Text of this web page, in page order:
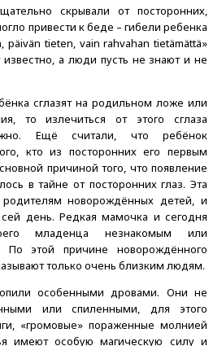
скрывали от посторонних,
привести к беде – гибели ребенка
päivän tieten, vain rahvahan tietämättä»
а люди пусть не знают и не
сглазят на родильном ложе или
то излечиться от этого сглаза
Ещё считали, что ребёнок
кто из посторонних его первым
причиной того, что появление
в тайне от посторонних глаз. Эта
родителям новорождённых детей, и
день. Редкая мамочка и сегодня
младенца незнакомым или
этой причине новорождённого
только очень близким людям.
особенными дровами. Они не
или спиленными, для этого
«громовые» пораженные молнией
имеют особую магическую силу и